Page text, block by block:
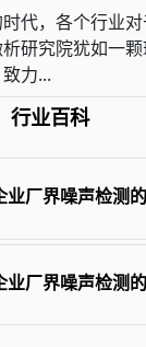
代，各个行业
研究院犹如一
力...
行业百科
业厂界噪声检测
业厂界噪声检测